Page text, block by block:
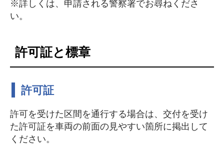
※詳しくは、申請される警察署でお尋ねくださ
い。
許可証と標章
許可証
許可を受けた区間を通行する場合は、交付を受け
た許可証を車両の前面の見やすい箇所に掲出して
ください。